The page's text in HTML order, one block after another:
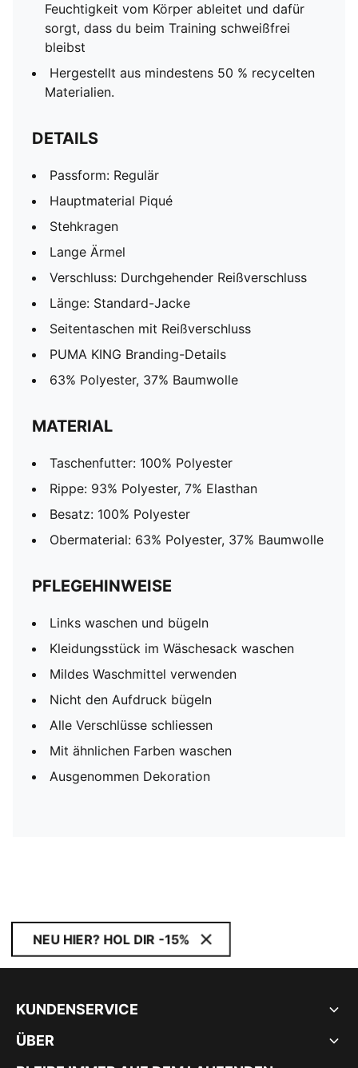
Feuchtigkeit vom Körper ableitet und dafür
sorgt, dass du beim Training schweißfrei
bleibst
Hergestellt aus mindestens 50 % recycelten
Materialien.
DETAILS
Passform: Regulär
Hauptmaterial Piqué
Stehkragen
Lange Ärmel
Verschluss: Durchgehender Reißverschluss
Länge: Standard-Jacke
Seitentaschen mit Reißverschluss
PUMA KING Branding-Details
63% Polyester, 37% Baumwolle
MATERIAL
Taschenfutter: 100% Polyester
Rippe: 93% Polyester, 7% Elasthan
Besatz: 100% Polyester
Obermaterial: 63% Polyester, 37% Baumwolle
PFLEGEHINWEISE
Links waschen und bügeln
Kleidungsstück im Wäschesack waschen
Mildes Waschmittel verwenden
Nicht den Aufdruck bügeln
Alle Verschlüsse schliessen
Mit ähnlichen Farben waschen
Ausgenommen Dekoration
NEU HIER? HOL DIR -15%
KUNDENSERVICE
ÜBER